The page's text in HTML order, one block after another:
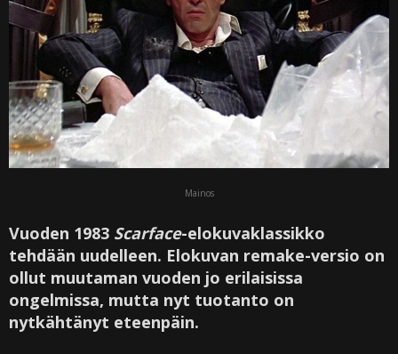
Mainos
Vuoden 1983 Scarface-elokuvaklassikko
tehdään uudelleen. Elokuvan remake-versio on
ollut muutaman vuoden jo erilaisissa
ongelmissa, mutta nyt tuotanto on
nytkähtänyt eteenpäin.